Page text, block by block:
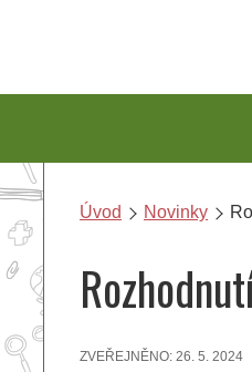
Úvod Novinky
ZVEŘEJNĚNO: 26. 5. 2024